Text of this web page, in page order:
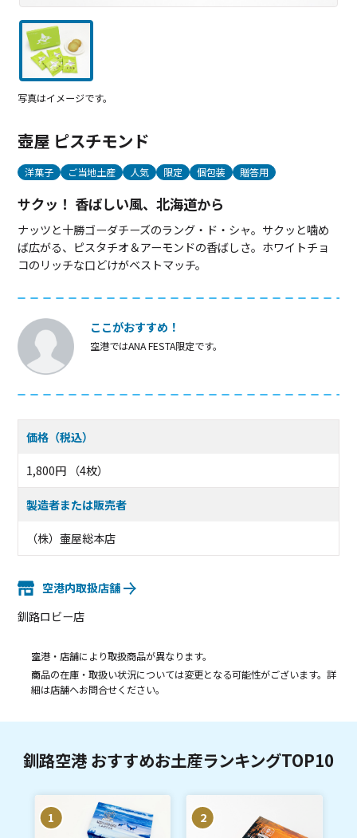
写真はイメージです。
壺屋 ピスチモンド
洋菓子 ご当地土産 人気 限定 個包装 贈答用
サクッ！ 香ばしい風、北海道から
ナッツと十勝ゴーダチーズのラング・ド・シャ。サクッと噛め
ば広がる、ピスタチオ＆アーモンドの香ばしさ。ホワイトチョ
コのリッチな口どけがベストマッチ。
ここがおすすめ！
空港ではANA FESTA限定です。
価格（税込）
1,800円 （4枚）
製造者または販売者
（株）壷屋総本店
空港内取扱店舗
釧路ロビー店
空港・店舗により取扱商品が異なります。
商品の在庫・取扱い状況については変更となる可能性がございます。詳
細は店舗へお問合せください。
釧路空港 おすすめお土産ランキングTOP10
1 2